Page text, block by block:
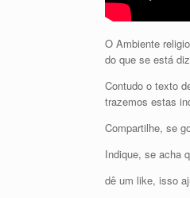
O Ambiente
do que se está
Contudo o texto
trazemos estas
Compartilhe, se
Indique, se acha
dê um like, isso